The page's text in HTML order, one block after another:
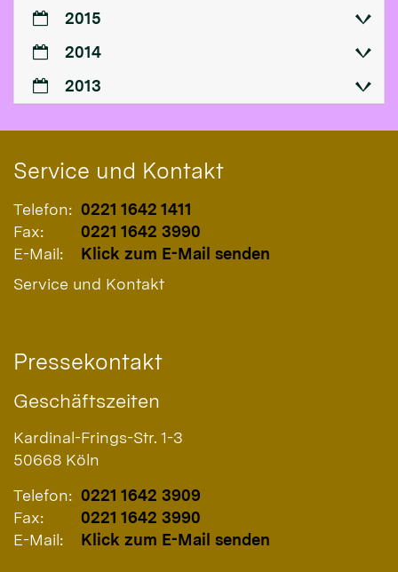
2015
2014
2013
Service und Kontakt
Telefon: 0221 1642 1411
Fax:
0221 1642 3990
E-Mail:
Klick zum E-Mail senden
Service und Kontakt
Pressekontakt
Geschäftszeiten
Kardinal-Frings-Str. 1-3
50668 Köln
Telefon: 0221 1642 3909
Fax:
0221 1642 3990
E-Mail:
Klick zum E-Mail senden